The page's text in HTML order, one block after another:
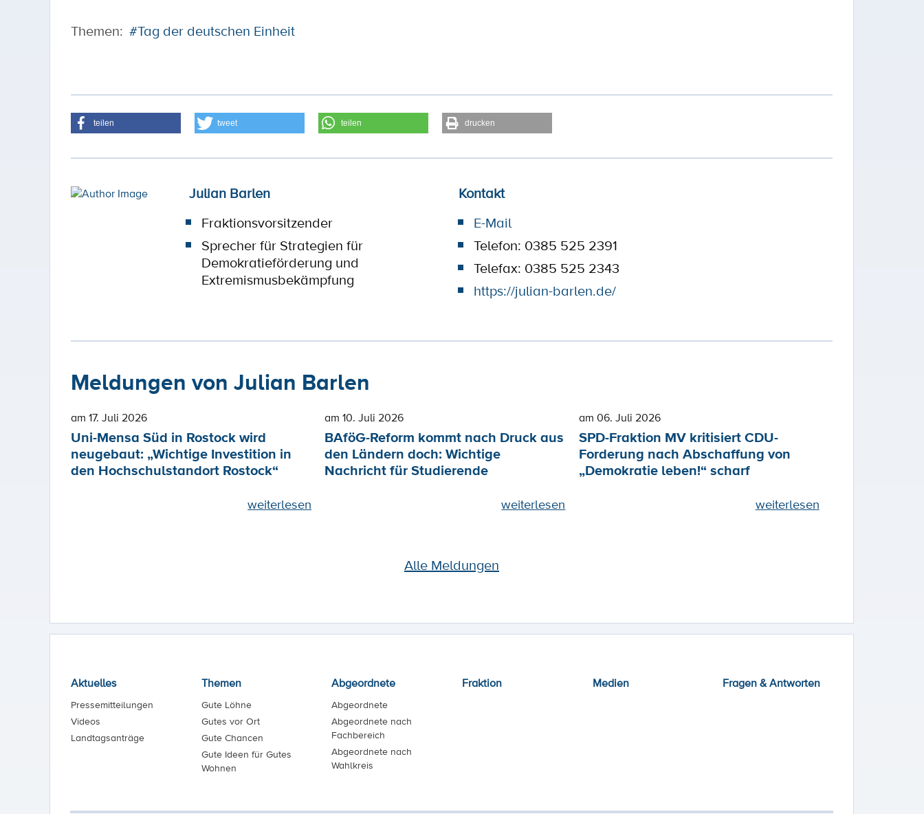
Themen: #Tag der deutschen Einheit
teilen tweet teilen drucken
Julian Barlen
Kontakt
Fraktionsvorsitzender
Sprecher für Strategien für
Demokratieförderung und
Extremismusbekämpfung
E-Mail
Telefon: 0385 525 2391
Telefax: 0385 525 2343
https://julian-barlen.de/
Meldungen von Julian Barlen
am 17. Juli 2026
Uni-Mensa Süd in Rostock wird
neugebaut: „Wichtige Investition in
den Hochschulstandort Rostock“
weiterlesen
am 10. Juli 2026
BAföG-Reform kommt nach Druck aus
den Ländern doch: Wichtige
Nachricht für Studierende
weiterlesen
am 06. Juli 2026
SPD-Fraktion MV kritisiert CDU-
Forderung nach Abschaffung von
„Demokratie leben!“ scharf
weiterlesen
Alle Meldungen
Aktuelles
Pressemitteilungen
Videos
Landtagsanträge
Themen
Gute Löhne
Gutes vor Ort
Gute Chancen
Gute Ideen für Gutes
Wohnen
Abgeordnete
Abgeordnete
Abgeordnete nach
Fachbereich
Abgeordnete nach
Wahlkreis
Fraktion Medien Fragen & Antworten